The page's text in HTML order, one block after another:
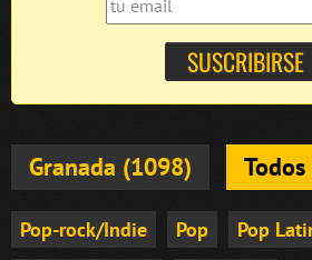
Granada (1098)
Pop-rock/Indie Pop
Pop